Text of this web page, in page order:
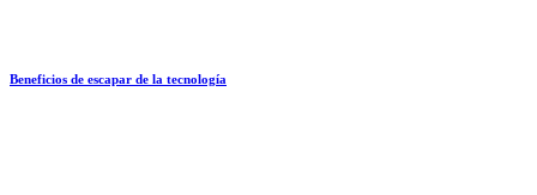
Beneficios de escapar de la tecnología